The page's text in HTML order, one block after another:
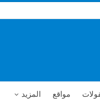
مواقع المزيد